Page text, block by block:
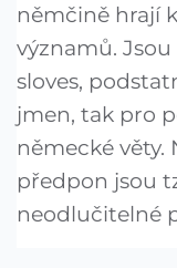
němčině hrají
významů.
sloves,
jmen, tak pro
německé věty.
předpon jsou
neodlučitelné